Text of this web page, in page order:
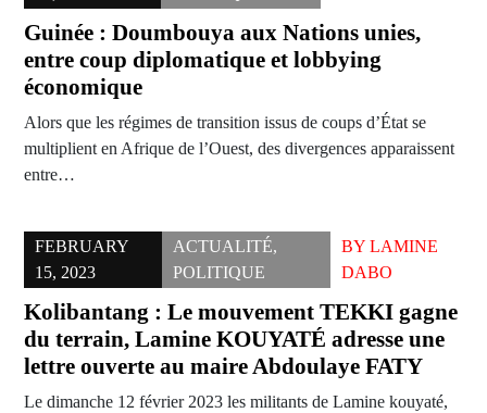
Guinée : Doumbouya aux Nations unies,
entre coup diplomatique et lobbying
économique
Alors que les régimes de transition issus de coups d’État se
multiplient en Afrique de l’Ouest, des divergences apparaissent
entre…
FEBRUARY
15, 2023
ACTUALITÉ,
POLITIQUE
BY LAMINE
DABO
Kolibantang : Le mouvement TEKKI gagne
du terrain, Lamine KOUYATÉ adresse une
lettre ouverte au maire Abdoulaye FATY
Le dimanche 12 février 2023 les militants de Lamine kouyaté,